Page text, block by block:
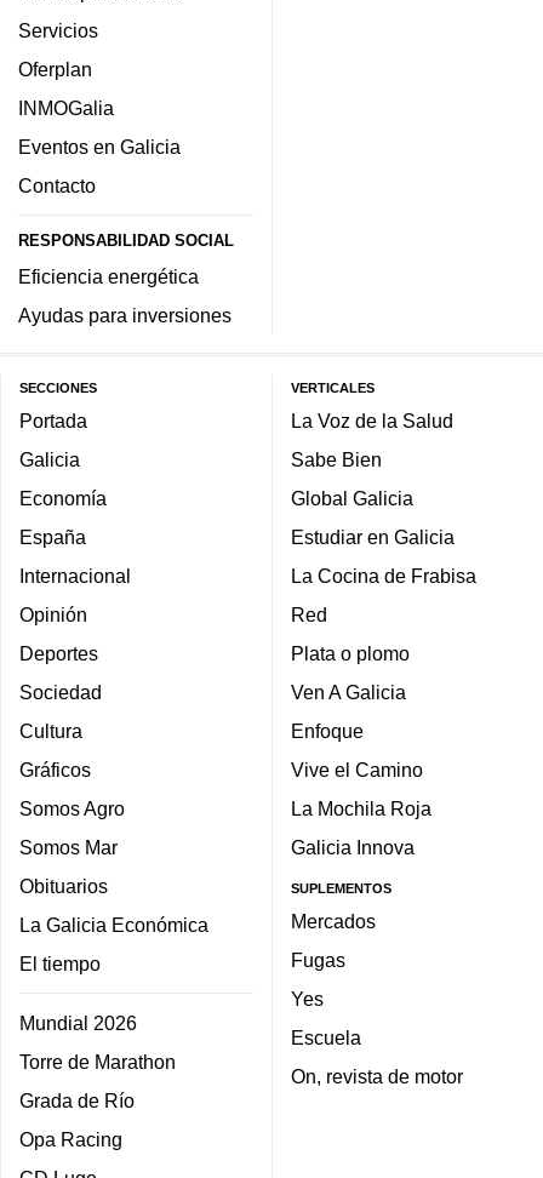
Servicios
Oferplan
INMOGalia
Eventos en Galicia
Contacto
RESPONSABILIDAD SOCIAL
Eficiencia energética
Ayudas para inversiones
SECCIONES
Portada
Galicia
Economía
España
Internacional
Opinión
Deportes
Sociedad
Cultura
Gráficos
Somos Agro
Somos Mar
Obituarios
La Galicia Económica
El tiempo
Mundial 2026
Torre de Marathon
Grada de Río
Opa Racing
VERTICALES
La Voz de la Salud
Sabe Bien
Global Galicia
Estudiar en Galicia
La Cocina de Frabisa
Red
Plata o plomo
Ven A Galicia
Enfoque
Vive el Camino
La Mochila Roja
Galicia Innova
SUPLEMENTOS
Mercados
Fugas
Yes
Escuela
On, revista de motor